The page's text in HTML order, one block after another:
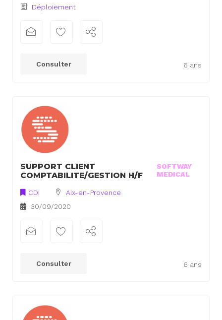
Déploiement
6 ans
Consulter
SUPPORT CLIENT
COMPTABILITE/GESTION H/F
SOFTWAY
MEDICAL
CDI
Aix-en-Provence
30/09/2020
6 ans
Consulter